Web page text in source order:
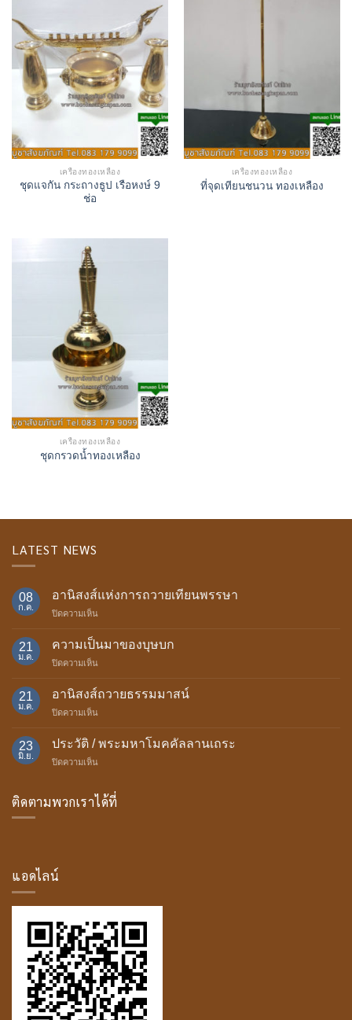
เครื่องทองเหลือง
ชุดแจกัน กระถางธูป เรือหงษ์ 9
ช่อ
เครื่องทองเหลือง
ที่จุดเทียนชนวน ทองเหลือง
เครื่องทองเหลือง
ชุดกรวดน้ำทองเหลือง
LATEST NEWS
08
ก.ค.
อานิสงส์แห่งการถวายเทียนพรรษา
ปิดความเห็น
ถวาย
พรรษา
21
ม.ค.
ความเป็นมาของบุษบก
ปิดความเห็น
ของ
21
ม.ค.
อานิสงส์ถวายธรรมมาสน์
ปิดความเห็น
ถวาย
มา
23
มิ.ย.
ประวัติ / พระมหาโมคคัลลานเถระ
ปิดความเห็น
พระ
ติดตามพวกเราได้ที่
แอดไลน์